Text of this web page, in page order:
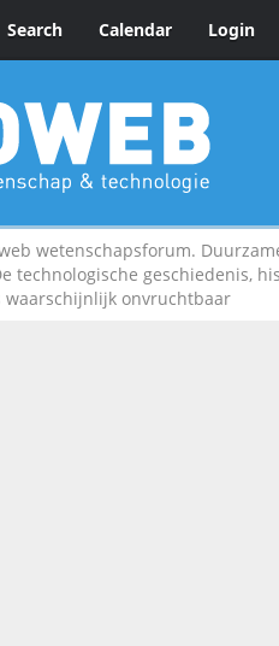
Search Calendar Login
wetenschapsforum.
technologische geschiedenis,
waarschijnlijk onvruchtbaar